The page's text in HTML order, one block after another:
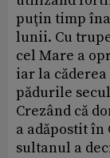
puţin timp
lunii. Cu
cel Mare a
iar la
pădurile
Crezând că
a adăpostit în
sultanul a